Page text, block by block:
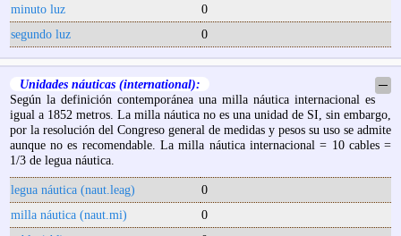
minuto luz
0
segundo luz
0
Unidades náuticas (international):
─
Según la definición contemporánea una milla náutica internacional es
igual a 1852 metros. La milla náutica no es una unidad de SI, sin embargo,
por la resolución del Congreso general de medidas y pesos su uso se admite
aunque no es recomendable. La milla náutica internacional = 10 cables =
1/3 de legua náutica.
legua náutica (naut.leag)
0
milla náutica (naut.mi)
0